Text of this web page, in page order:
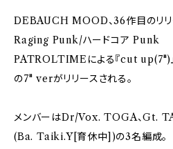
DEBAUCH MOOD、36作目のリ
Raging Punk/ハードコア Punk
PATROLTIMEによる『cut up(7")
の7" verがリリースされる。
メンバーはDr/Vox. TOGA、Gt.
(Ba. Taiki.Y[育休中])の3名編成。